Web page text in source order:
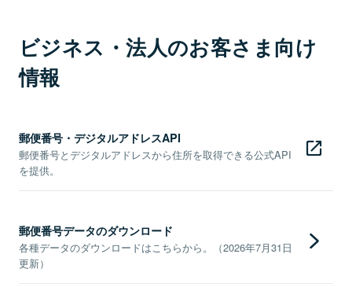
ビジネス・法人のお客さま向け
情報
郵便番号・デジタルアドレスAPI
郵便番号とデジタルアドレスから住所を取得できる公式API
を提供。
郵便番号データのダウンロード
各種データのダウンロードはこちらから。（2026年7月31日
更新）